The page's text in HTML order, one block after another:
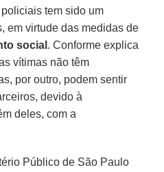
tem sido um
em virtude das medidas de
social . Conforme explica
vítimas não têm
por outro, podem sentir
devido à
deles, com a
Público de São Paulo